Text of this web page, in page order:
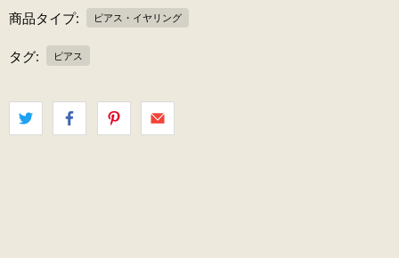
商品タイプ: ピアス・イヤリング
タグ: ピアス